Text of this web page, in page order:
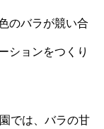
のバラが競い合
ションをつくり
では、バラの甘